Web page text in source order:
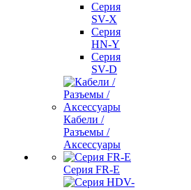
Серия
SV-X
Серия
HN-Y
Серия
SV-D
Кабели /
Разъемы /
Аксессуары
Серия FR-E